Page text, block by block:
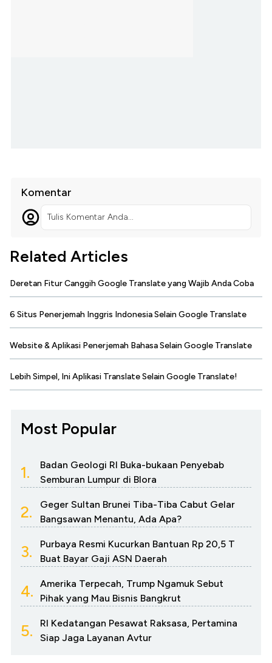
Komentar
Tulis Komentar Anda...
Related Articles
Deretan Fitur Canggih Google Translate yang Wajib Anda Coba
6 Situs Penerjemah Inggris Indonesia Selain Google Translate
Website & Aplikasi Penerjemah Bahasa Selain Google Translate
Lebih Simpel, Ini Aplikasi Translate Selain Google Translate!
Most Popular
1.
Badan Geologi RI Buka-bukaan Penyebab
Semburan Lumpur di Blora
2.
Geger Sultan Brunei Tiba-Tiba Cabut Gelar
Bangsawan Menantu, Ada Apa?
3.
Purbaya Resmi Kucurkan Bantuan Rp 20,5 T
Buat Bayar Gaji ASN Daerah
4.
Amerika Terpecah, Trump Ngamuk Sebut
Pihak yang Mau Bisnis Bangkrut
5.
RI Kedatangan Pesawat Raksasa, Pertamina
Siap Jaga Layanan Avtur